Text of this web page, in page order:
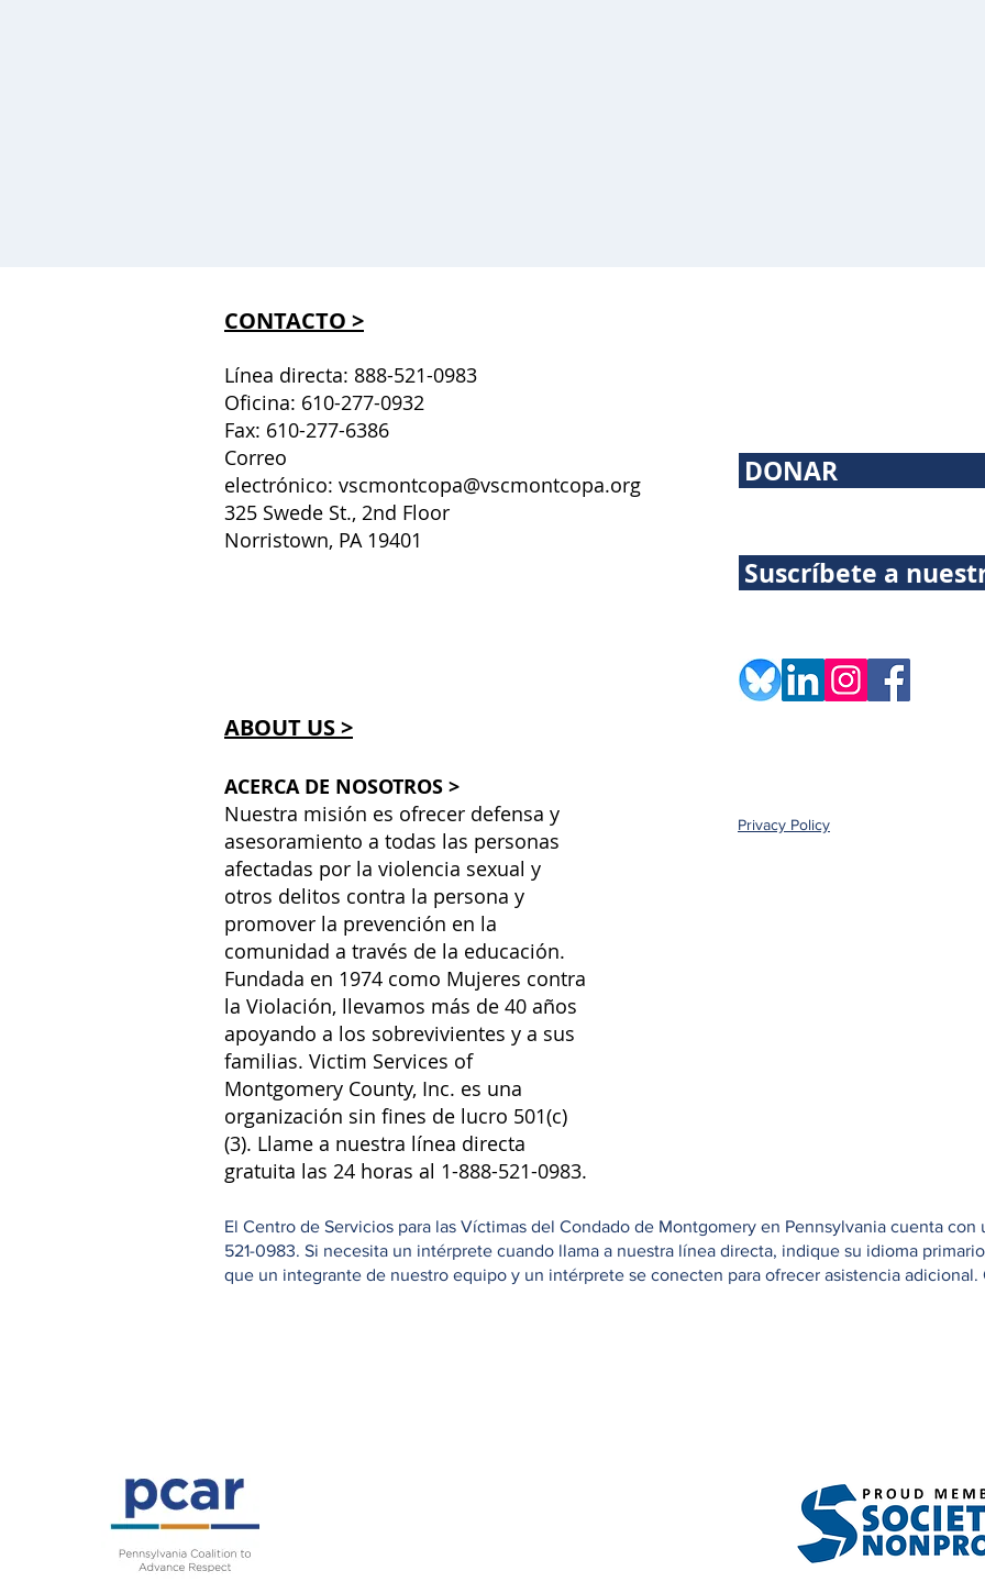
CONTACTO >
Línea directa: 888-521-0983
Oficina: 610-277-0932
Fax: 610-277-6386
Correo
electrónico: vscmontcopa@vscmontcopa.org
325 Swede St., 2nd Floor
Norristown, PA 19401
DONAR
Suscríbete a
ABOUT US >
ACERCA DE NOSOTROS >
Nuestra misión es ofrecer defensa y
asesoramiento a todas las personas
afectadas por la violencia sexual y
otros delitos contra la persona y
promover la prevención en la
comunidad a través de la educación.
Fundada en 1974 como Mujeres contra
la Violación, llevamos más de 40 años
apoyando a los sobrevivientes y a sus
familias. Victim Services of
Montgomery County, Inc. es una
organización sin fines de lucro 501(c)
(3). Llame a nuestra línea directa
gratuita las 24 horas al 1-888-521-0983.
Privacy Policy
El Centro de Servicios para las Víctimas del Condado de Montgomery en Pennsylvania cuenta con
521-0983. Si necesita un intérprete cuando llama a nuestra línea directa, indique su idioma
que un integrante de nuestro equipo y un intérprete se conecten para ofrecer asistencia adicional.